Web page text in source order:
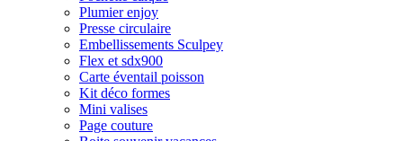
Plumier enjoy
Presse circulaire
Embellissements Sculpey
Flex et sdx900
Carte éventail poisson
Kit déco formes
Mini valises
Page couture